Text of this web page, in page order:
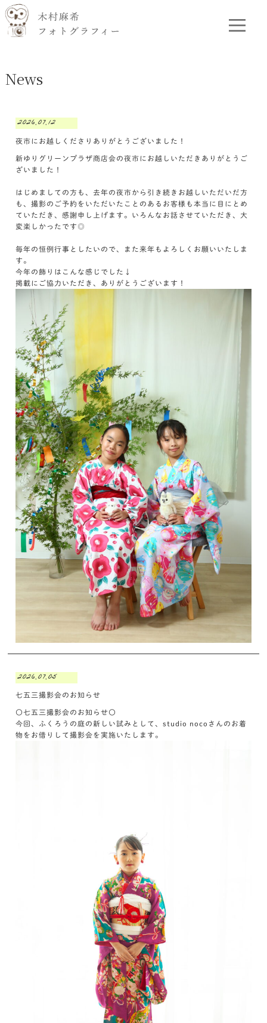
News
2026.07.12
夜市にお越しくださりありがとうございました！
新ゆりグリーンプラザ商店会の夜市にお越しいただきありがとうご
ざいました！
はじめましての方も、去年の夜市から引き続きお越しいただいだ方
も、撮影のご予約をいただいたことのあるお客様も本当に目にとめ
ていただき、感謝申し上げます。いろんなお話させていただき、大
変楽しかったです◎
毎年の恒例行事としたいので、また来年もよろしくお願いいたしま
す。
今年の飾りはこんな感じでした↓
掲載にご協力いただき、ありがとうございます！
2026.07.05
七五三撮影会のお知らせ
〇七五三撮影会のお知らせ〇
今回、ふくろうの庭の新しい試みとして、studio nocoさんのお着
物をお借りして撮影会を実施いたします。